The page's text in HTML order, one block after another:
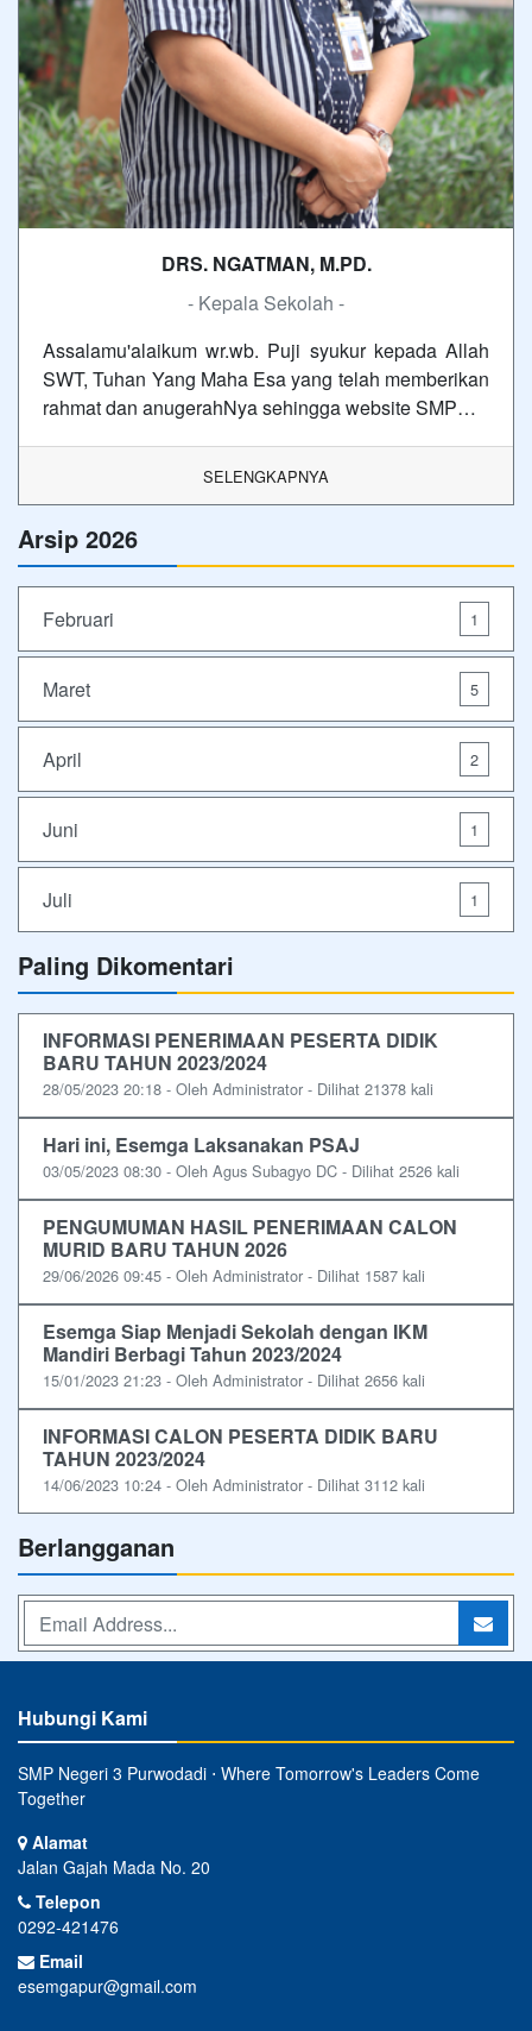
DRS. NGATMAN, M.PD.
- Kepala Sekolah -
Assalamu'alaikum wr.wb. Puji syukur kepada Allah
SWT, Tuhan Yang Maha Esa yang telah memberikan
rahmat dan anugerahNya sehingga website SMP…
SELENGKAPNYA
Arsip 2026
Februari 1
Maret 5
April 2
Juni 1
Juli 1
Paling Dikomentari
INFORMASI PENERIMAAN PESERTA DIDIK
BARU TAHUN 2023/2024
28/05/2023 20:18 - Oleh Administrator - Dilihat 21378 kali
Hari ini, Esemga Laksanakan PSAJ
03/05/2023 08:30 - Oleh Agus Subagyo DC - Dilihat 2526 kali
PENGUMUMAN HASIL PENERIMAAN CALON
MURID BARU TAHUN 2026
29/06/2026 09:45 - Oleh Administrator - Dilihat 1587 kali
Esemga Siap Menjadi Sekolah dengan IKM
Mandiri Berbagi Tahun 2023/2024
15/01/2023 21:23 - Oleh Administrator - Dilihat 2656 kali
INFORMASI CALON PESERTA DIDIK BARU
TAHUN 2023/2024
14/06/2023 10:24 - Oleh Administrator - Dilihat 3112 kali
Berlangganan
Hubungi Kami
SMP Negeri 3 Purwodadi ⋅ Where Tomorrow's Leaders Come
Together
Alamat
Jalan Gajah Mada No. 20
Telepon
0292-421476
Email
esemgapur@gmail.com